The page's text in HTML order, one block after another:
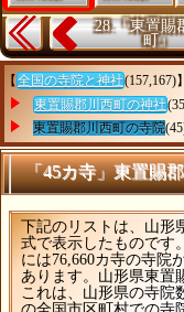
28.『東置賜
町』
【 全国の寺院と神社(157,167)
東置賜郡川西町の神社
東置賜郡川西町の寺院
「45カ寺」東置賜
下記のリストは、山形
式で表示したものです
には76,660カ寺の寺院
あります。山形県東置
これは、山形県の寺院